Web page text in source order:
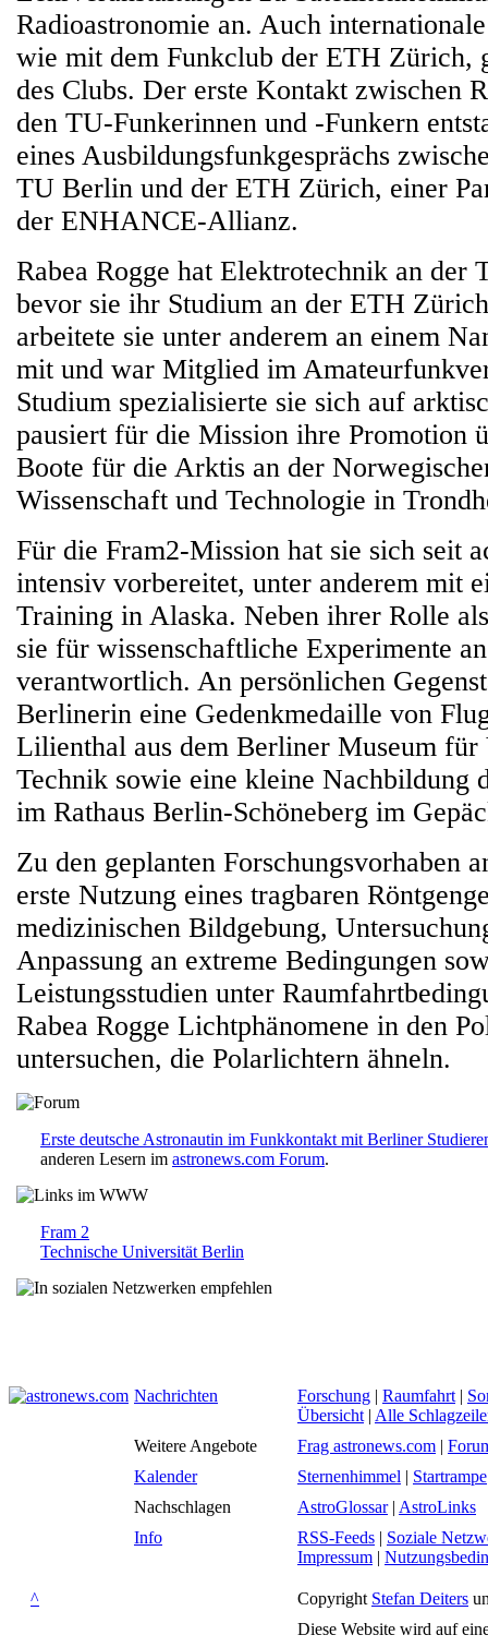
Radioastronomie an. Auch
wie mit dem Funkclub der ETH Zürich,
des Clubs. Der erste Kontakt zwischen
den TU-Funkerinnen und -Funkern
eines Ausbildungsfunkgesprächs
TU Berlin und der ETH Zürich, einer
der ENHANCE-Allianz.
Rabea Rogge hat Elektrotechnik an der
bevor sie ihr Studium an der ETH
arbeitete sie unter anderem an einem
mit und war Mitglied im
Studium spezialisierte sie sich auf
pausiert für die Mission ihre Promotion
Boote für die Arktis an der
Wissenschaft und Technologie in
Für die Fram2-Mission hat sie sich seit
intensiv vorbereitet, unter anderem mit
Training in Alaska. Neben ihrer Rolle
sie für wissenschaftliche Experimente
verantwortlich. An persönlichen
Berlinerin eine Gedenkmedaille von
Lilienthal aus dem Berliner Museum für
Technik sowie eine kleine Nachbildung
im Rathaus Berlin-Schöneberg im
Zu den geplanten Forschungsvorhaben
erste Nutzung eines tragbaren
medizinischen Bildgebung,
Anpassung an extreme Bedingungen
Leistungsstudien unter
Rabea Rogge Lichtphänomene in den
untersuchen, die Polarlichtern ähneln.
Erste deutsche Astronautin im Funkkontakt mit Berliner
anderen Lesern im astronews.com Forum.
Fram 2
Technische Universität Berlin
Nachrichten Forschung | Raumfahrt |
Übersicht | Alle
Weitere Angebote
Frag astronews.com |
Kalender
Sternenhimmel | Startrampe
Nachschlagen
AstroGlossar| AstroLinks
Info
RSS-Feeds | Soziale
Impressum |
^ Copyright Stefan Deiters
Diese Website wird auf